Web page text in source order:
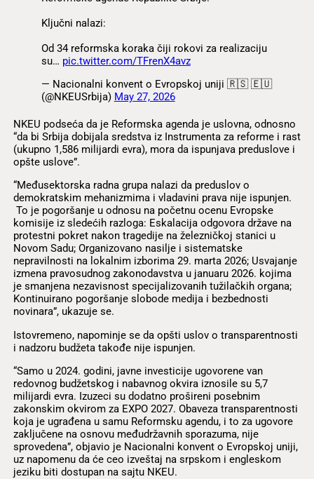
Ključni nalazi:
Od 34 reformska koraka čiji rokovi za realizaciju
su… pic.twitter.com/TFrenX4avz
— Nacionalni konvent o Evropskoj uniji 🇷🇸 🇪🇺
(@NKEUSrbija) May 27, 2026
NKEU podseća da je Reformska agenda je uslovna, odnosno
“da bi Srbija dobijala sredstva iz Instrumenta za reforme i rast
(ukupno 1,586 milijardi evra), mora da ispunjava preduslove i
opšte uslove”.
“Međusektorska radna grupa nalazi da preduslov o
demokratskim mehanizmima i vladavini prava nije ispunjen.
To je pogoršanje u odnosu na početnu ocenu Evropske
komisije iz sledećih razloga: Eskalacija odgovora države na
protestni pokret nakon tragedije na železničkoj stanici u
Novom Sadu; Organizovano nasilje i sistematske
nepravilnosti na lokalnim izborima 29. marta 2026; Usvajanje
izmena pravosudnog zakonodavstva u januaru 2026. kojima
je smanjena nezavisnost specijalizovanih tužilačkih organa;
Kontinuirano pogoršanje slobode medija i bezbednosti
novinara”, ukazuje se.
Istovremeno, napominje se da opšti uslov o transparentnosti
i nadzoru budžeta takođe nije ispunjen.
“Samo u 2024. godini, javne investicije ugovorene van
redovnog budžetskog i nabavnog okvira iznosile su 5,7
milijardi evra. Izuzeci su dodatno prošireni posebnim
zakonskim okvirom za EXPO 2027. Obaveza transparentnosti
koja je ugrađena u samu Reformsku agendu, i to za ugovore
zaključene na osnovu međudržavnih sporazuma, nije
sprovedena”, objavio je Nacionalni konvent o Evropskoj uniji,
uz napomenu da će ceo izveštaj na srpskom i engleskom
jeziku biti dostupan na sajtu NKEU.